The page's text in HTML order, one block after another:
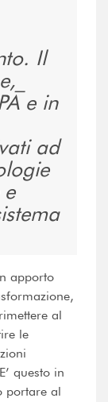
Il
e in
ad
apporto
al
le
questo in
portare al